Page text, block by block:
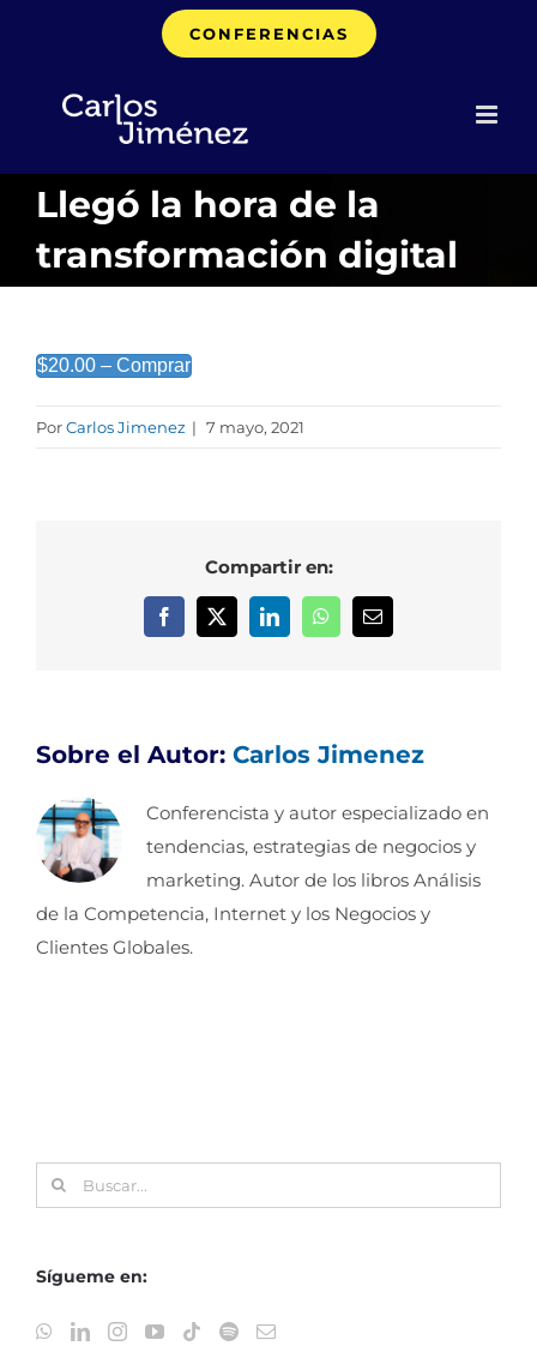
CONFERENCIAS
Llegó la hora de la
transformación digital
$20.00 – Comprar
PorCarlos Jimenez | 7 mayo, 2021
Compartir en:
Facebook
X LinkedInWhatsAppCorreo
Sobre el Autor: Carlos Jimenez
Conferencista y autor especializado en
tendencias, estrategias de negocios y
marketing. Autor de los libros Análisis
de la Competencia, Internet y los Negocios y
Clientes Globales.
Buscar:
Sígueme en: